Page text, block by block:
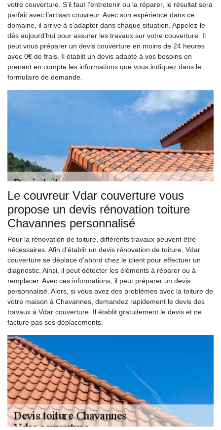
votre couverture. S’il faut l’entretenir ou la réparer, le résultat sera
parfait avec l’artisan couvreur. Avec son expérience dans ce
domaine, il arrive à s’adapter dans chaque situation. Appelez-le
dès aujourd’hui pour assurer les travaux sur votre couverture. Il
peut vous préparer un devis couverture en moins de 24 heures
avec 0€ de frais. Il établit un devis adapté à vos besoins en
prenant en compte les informations que vous indiquez dans le
formulaire de demande.
Le couvreur Vdar couverture vous
propose un devis rénovation toiture
Chavannes personnalisé
Pour la rénovation de toiture, différents travaux peuvent être
nécessaires. Afin d’établir un devis rénovation de toiture, Vdar
couverture se déplace d’abord chez le client pour effectuer un
diagnostic. Ainsi, il peut détecter les éléments à réparer ou à
remplacer. Avec ces informations, il peut préparer un devis
personnalisé. Alors, si vous avez des problèmes avec la toiture de
votre maison à Chavannes, demandez rapidement le devis des
travaux à Vdar couverture. Il établit gratuitement le devis et ne
facture pas ses déplacements.